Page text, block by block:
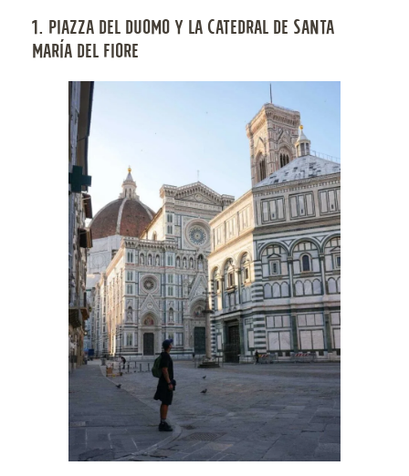
1. PIAZZA DEL DUOMO Y LA CATEDRAL DE SANTA
MARÍA DEL FIORE